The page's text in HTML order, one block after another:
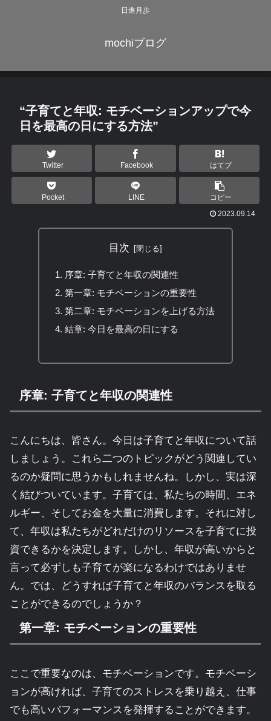
日進月歩
mochiブログ
“子育てと年収: モチベーションアップで今
日を最高の日にする方法”
Twitter Facebook はてブ
Pocket LINE
コピー
2023.09.14
目次
序章: 子育てと年収の関連性
第一章: モチベーションの重要性
第二章: モチベーションを上げる方法
結章: 今日を最高の日にする
序章: 子育てと年収の関連性
こんにちは、皆さん。今日は子育てと年収について話
しましょう。これら二つのトピックがどう関連してい
るのか疑問に思うかもしれませんね。しかし、実は深
く結びついています。子育ては、私たちの時間、エネ
ルギー、そしてお金を大量に消費します。それに対し
て、年収は私たちがどれだけのリソースを子育てに投
資できるかを決定します。しかし、年収が高いからと
言って必ずしも子育てが楽になるわけではありませ
ん。では、どうすれば子育てと年収のバランスを取る
ことができるのでしょうか？
第一章: モチベーションの重要性
ここで重要なのは、モチベーションです。モチベーシ
ョンが高ければ、子育てのストレスを乗り越え、仕事
でも高いパフォーマンスを発揮することができます。